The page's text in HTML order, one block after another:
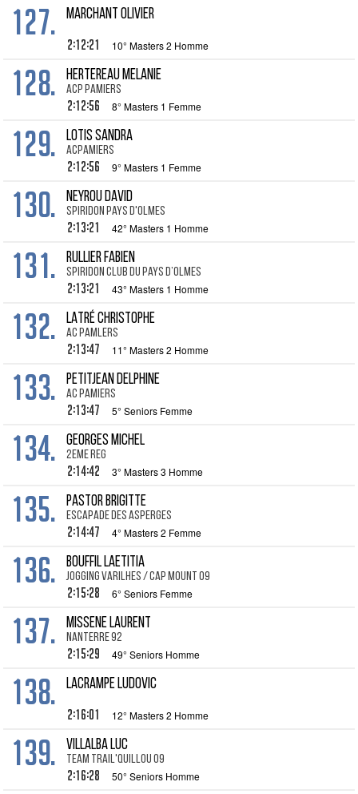
127. MARCHANT Olivier
2:12:21 10° Masters 2 Homme
128. HERTEREAU Melanie
ACP Pamiers
2:12:56 8° Masters 1 Femme
129. LOTIS Sandra
ACPAMIERS
2:12:56 9° Masters 1 Femme
130. NEYROU David
Spiridon Pays d'Olmes
2:13:21 42° Masters 1 Homme
131. RULLIER Fabien
Spiridon club du Pays D’Olmes
2:13:21 43° Masters 1 Homme
132. LATRÉ Christophe
Ac pamlers
2:13:47 11° Masters 2 Homme
133. PETITJEAN Delphine
AC PAMIERS
2:13:47 5° Seniors Femme
134. GEORGES Michel
2eme REG
2:14:42 3° Masters 3 Homme
135. PASTOR Brigitte
escapade des asperges
2:14:47 4° Masters 2 Femme
136. BOUFFIL Laetitia
Jogging Varilhes / Cap mount 09
2:15:28 6° Seniors Femme
137. MISSENE Laurent
Nanterre 92
2:15:29 49° Seniors Homme
138. LACRAMPE Ludovic
2:16:01 12° Masters 2 Homme
139. VILLALBA Luc
Team Trail'quillou 09
2:16:28 50° Seniors Homme